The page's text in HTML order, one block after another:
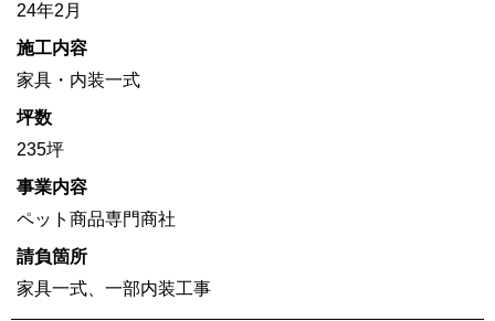
24年2月
施工内容
家具・内装一式
坪数
235坪
事業内容
ペット商品専門商社
請負箇所
家具一式、一部内装工事